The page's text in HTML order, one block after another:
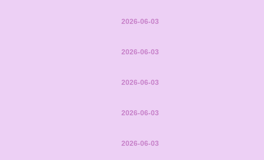
2026-06-03
2026-06-03
2026-06-03
2026-06-03
2026-06-03